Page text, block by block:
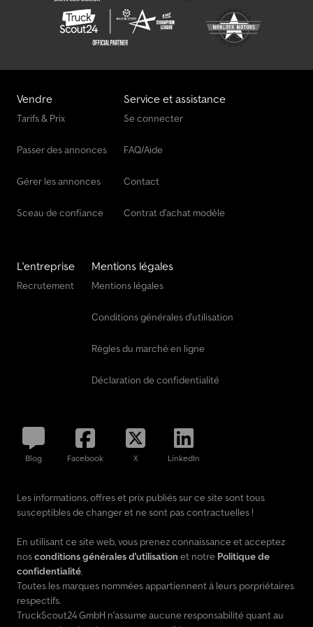
Vendre
Tarifs & Prix
Passer des annonces
Gérer les annonces
Sceau de confiance
Service et assistance
Se connecter
FAQ/Aide
Contact
Contrat d'achat modèle
L'entreprise
Recrutement
Mentions légales
Mentions légales
Conditions générales d'utilisation
Règles du marché en ligne
Déclaration de confidentialité
Blog Facebook X LinkedIn
Les informations, offres et prix publiés sur ce site sont tous
susceptibles de changer et ne sont pas contractuelles !
En utilisant ce site web, vous prenez connaissance et acceptez
nosconditions générales d'utilisation et notre Politique de
confidentialité.
Toutes les marques nommées appartiennent à leurs porpriétaires
respectifs.
TruckScout24 GmbH n'assume aucune responsabilité quant au